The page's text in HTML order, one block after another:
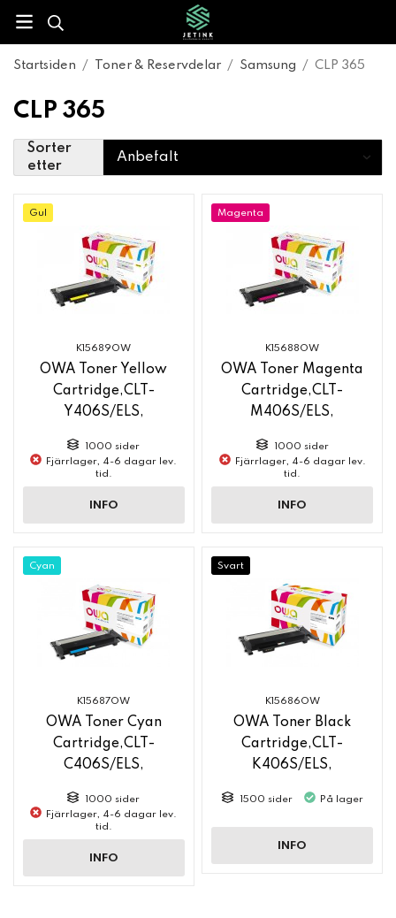
Startsiden / Toner & Reservdelar / Samsung / CLP 365
CLP 365
Sorter
etter
Gul
K15689OW
OWA Toner Yellow
Cartridge,CLT-
Y406S/ELS,
1000 sider
Fjärrlager, 4-6 dagar lev.
tid.
INFO
Magenta
K15688OW
OWA Toner Magenta
Cartridge,CLT-
M406S/ELS,
1000 sider
Fjärrlager, 4-6 dagar lev.
tid.
INFO
Cyan
K15687OW
OWA Toner Cyan
Cartridge,CLT-
C406S/ELS,
1000 sider
Fjärrlager, 4-6 dagar lev.
tid.
INFO
Svart
K15686OW
OWA Toner Black
Cartridge,CLT-
K406S/ELS,
1500 sider På lager
INFO